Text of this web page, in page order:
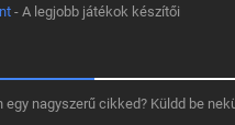
- A legjobb játékok készítői
egy nagyszerű cikked? Küldd be